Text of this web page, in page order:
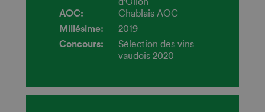
AOC:
Chablais AOC
Millésime:
2019
Concours:
Sélection des vins
vaudois 2020